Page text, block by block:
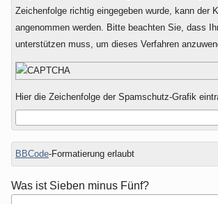
Zeichenfolge richtig eingegeben wurde, kann der
angenommen werden. Bitte beachten Sie, dass
unterstützen muss, um dieses Verfahren
Hier die Zeichenfolge der Spamschutz-Grafik
BBCode-Formatierung erlaubt
Was ist Sieben minus Fünf?